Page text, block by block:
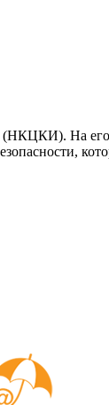
На его